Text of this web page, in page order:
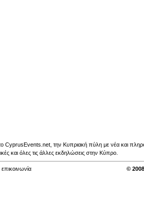
CyprusEvents.net, την Κυπριακή πύλη με νέα και
και όλες τις άλλες εκδηλώσεις στην Κύπρο.
επικοινωνία ©